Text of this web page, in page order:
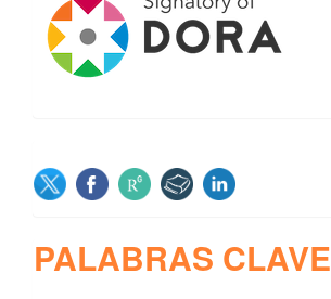
SOCIAL
PALABRAS CLAVE